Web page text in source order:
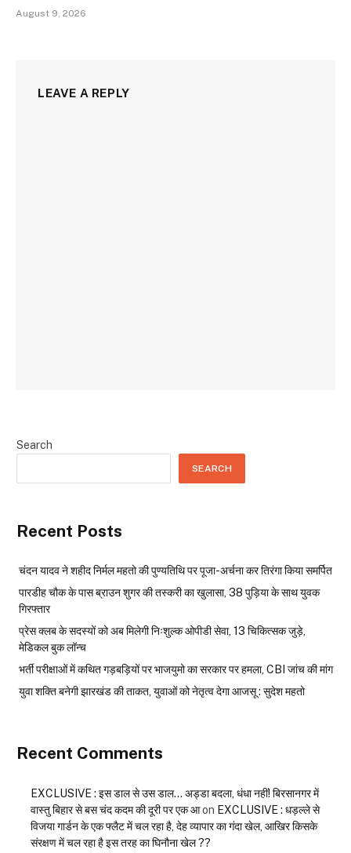
August 9, 2026
LEAVE A REPLY
Search
SEARCH
Recent Posts
चंदन यादव ने शहीद निर्मल महतो की पुण्यतिथि पर पूजा-अर्चना कर तिरंगा किया समर्पित
पारडीह चौक के पास ब्राउन शुगर की तस्करी का खुलासा, 38 पुड़िया के साथ युवक
गिरफ्तार
प्रेस क्लब के सदस्यों को अब मिलेगी निःशुल्क ओपीडी सेवा, 13 चिकित्सक जुड़े,
मेडिकल बुक लॉन्च
भर्ती परीक्षाओं में कथित गड़बड़ियों पर भाजयुमो का सरकार पर हमला, CBI जांच की मांग
युवा शक्ति बनेगी झारखंड की ताकत, युवाओं को नेतृत्व देगा आजसू : सुदेश महतो
Recent Comments
EXCLUSIVE : इस डाल से उस डाल… अड्डा बदला, धंधा नहीं! बिरसानगर में
वास्तु बिहार से बस चंद कदम की दूरी पर एक आon EXCLUSIVE : धड़ल्ले से
विजया गार्डन के एक फ्लैट में चल रहा है, देह व्यापार का गंदा खेल, आखिर किसके
संरक्षण में चल रहा है इस तरह का घिनौना खेल ??